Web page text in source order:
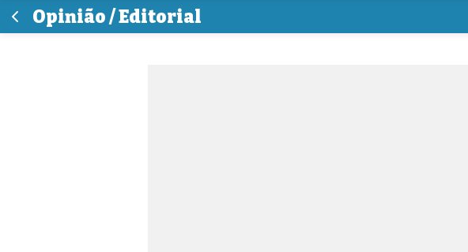
Opinião / Editorial